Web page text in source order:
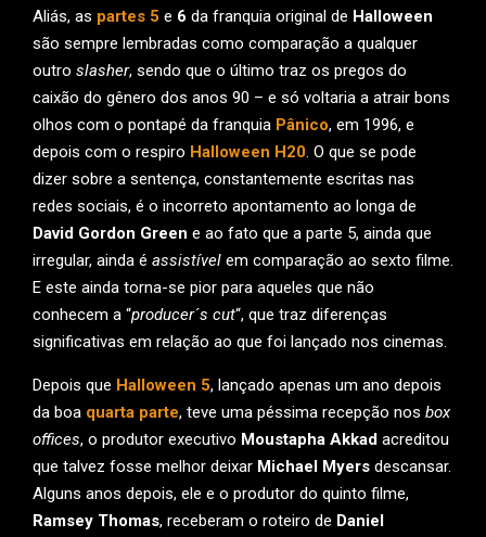
Aliás, as partes 5 e 6 da franquia original de Halloween
são sempre lembradas como comparação a qualquer
outro slasher, sendo que o último traz os pregos do
caixão do gênero dos anos 90 – e só voltaria a atrair bons
olhos com o pontapé da franquia Pânico, em 1996, e
depois com o respiro Halloween H20. O que se pode
dizer sobre a sentença, constantemente escritas nas
redes sociais, é o incorreto apontamento ao longa de
David Gordon Green e ao fato que a parte 5, ainda que
irregular, ainda é assistível em comparação ao sexto filme.
E este ainda torna-se pior para aqueles que não
conhecem a “producer´s cut“, que traz diferenças
significativas em relação ao que foi lançado nos cinemas.
Depois que Halloween 5, lançado apenas um ano depois
da boa quarta parte, teve uma péssima recepção nos box
offices, o produtor executivo Moustapha Akkad acreditou
que talvez fosse melhor deixar Michael Myers descansar.
Alguns anos depois, ele e o produtor do quinto filme,
Ramsey Thomas, receberam o roteiro de Daniel